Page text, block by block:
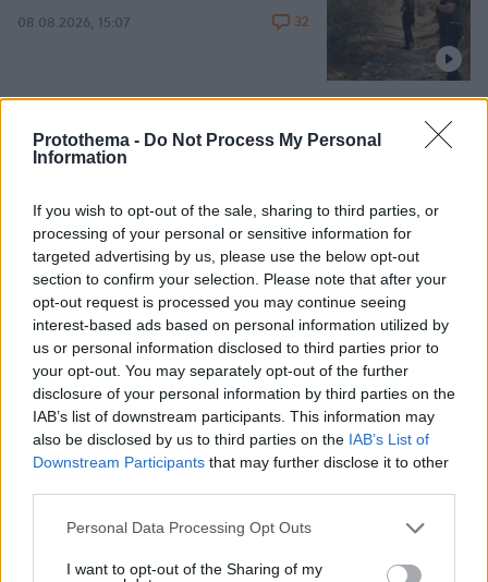
Protothema - Do Not Process My Personal
Information
If you wish to opt-out of the sale, sharing to third parties, or
processing of your personal or sensitive information for
targeted advertising by us, please use the below opt-out
section to confirm your selection. Please note that after your
opt-out request is processed you may continue seeing
interest-based ads based on personal information utilized by
us or personal information disclosed to third parties prior to
your opt-out. You may separately opt-out of the further
disclosure of your personal information by third parties on the
IAB’s list of downstream participants. This information may
also be disclosed by us to third parties on the IAB’s List of
Downstream Participants that may further disclose it to other
Please note that this website/app uses one or more Google
not limited to your visit or usage behaviour. You may click to
Personal Data Processing Opt Outs
I want to opt-out of the Sharing of my
08.08.2026, 15:07 32
Συνετρίβη πυροσβεστικό ελικόπτερο
ενώ επιχειρούσε σε μεγάλη δασική
08.08.2026, 09:34
Προήχθη σε Αστυνόμο Α' η
Κωνσταντία Δημογλίδου
08.08.2026, 14:57 18
του χρόνια ο πατέρας του, Χόρχε -
μέχρι την τελευταία στιγμή